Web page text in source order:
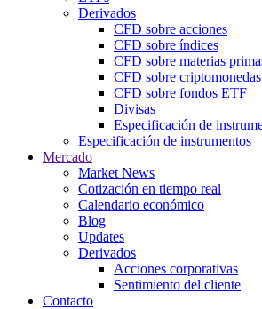
Derivados
CFD sobre acciones
CFD sobre índices
CFD sobre materias
CFD sobre criptomonedas
CFD sobre fondos ETF
Divisas
Especificación de
Especificación de instrumentos
Mercado
Market News
Cotización en tiempo real
Calendario económico
Blog
Updates
Derivados
Acciones corporativas
Sentimiento del cliente
Contacto